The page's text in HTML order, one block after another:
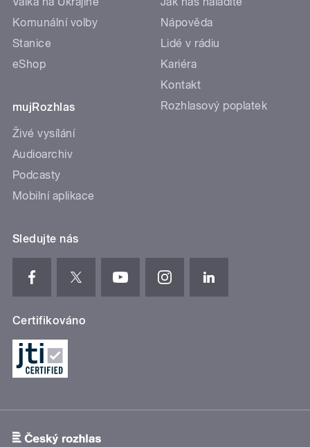
Komunální volby
Stanice
eShop
mujRozhlas
Živé vysílání
Audioarchiv
Podcasty
Mobilní aplikace
Nápověda
Lidé v rádiu
Kariéra
Kontakt
Rozhlasový poplatek
Sledujte nás
Certifikováno